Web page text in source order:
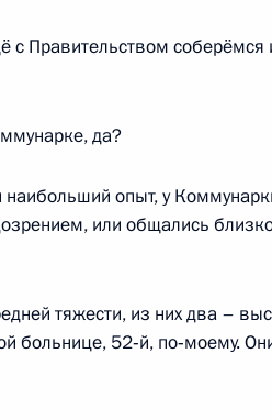
Михаилом
Сергеем Аксёновым
Крым
с Правительством соберёмся
да?
наибольший опыт, у
или общались
тяжести, из них два –
больнице, 52‑й, по‑моему.